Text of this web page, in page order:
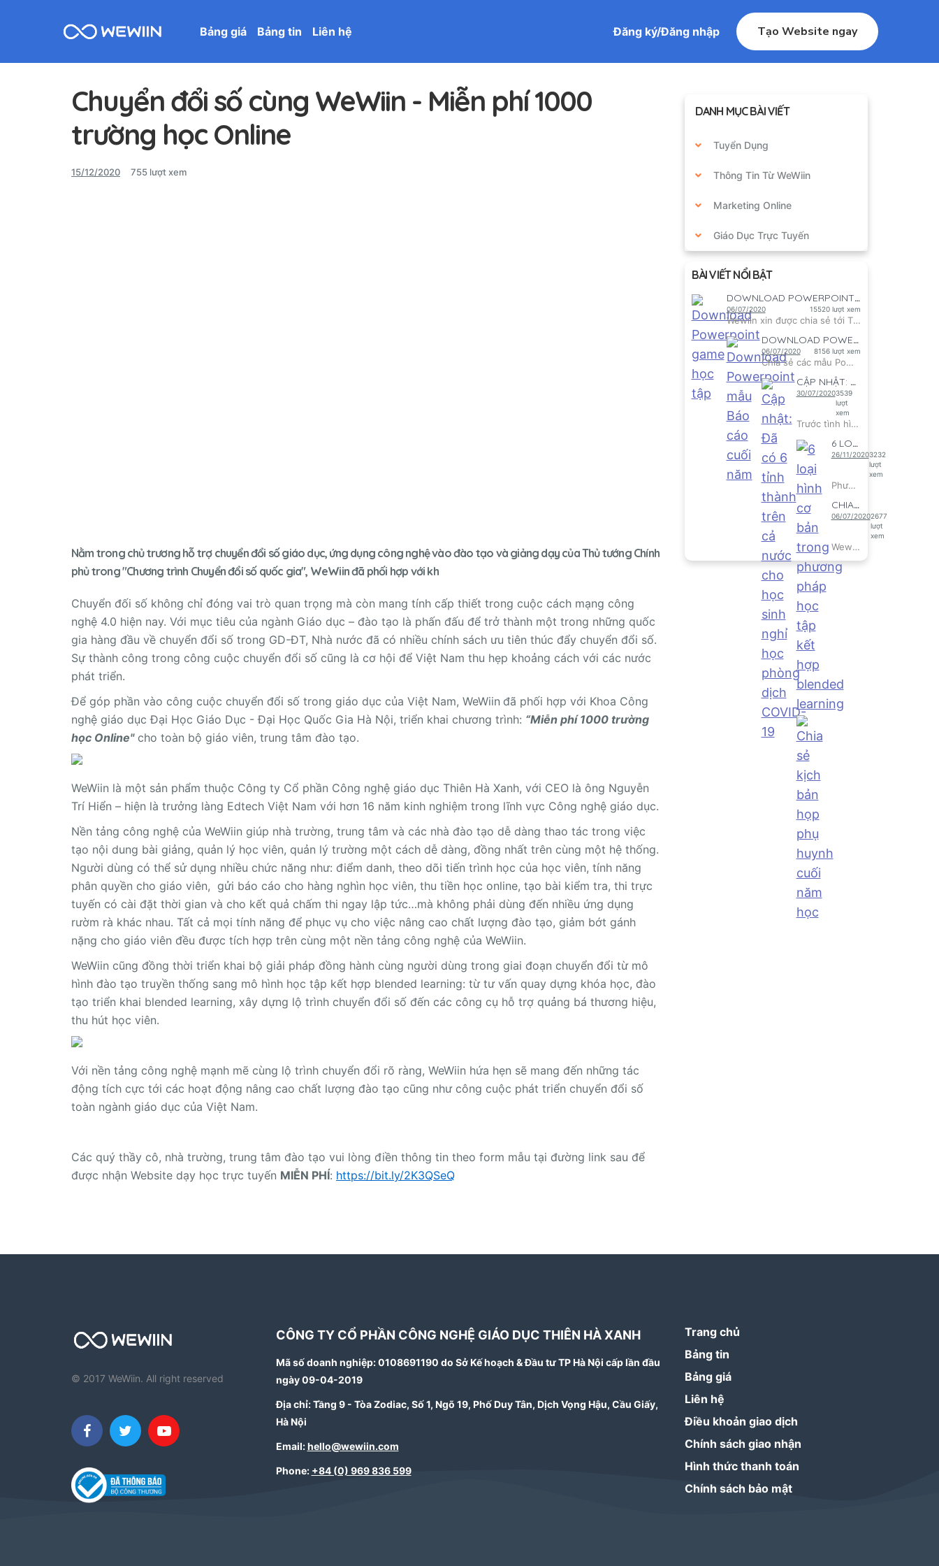
Bảng giá Bảng tin Liên hệ Đăng ký/Đăng nhập Tạo Website ngay
Chuyển đổi số cùng WeWiin - Miễn phí 1000
trường học Online
15/12/2020 755 lượt xem
Nằm trong chủ trương hỗ trợ chuyển đổi số giáo dục, ứng dụng công nghệ vào đào tạo và giảng dạy của Thủ tướng Chính
phủ trong "Chương trình Chuyển đổi số quốc gia", WeWiin đã phối hợp với kh
Chuyển đối số không chỉ đóng vai trò quan trọng mà còn mang tính cấp thiết trong cuộc cách mạng công
nghệ 4.0 hiện nay. Với mục tiêu của ngành Giáo dục – đào tạo là phấn đấu để trở thành một trong những quốc
gia hàng đầu về chuyển đổi số trong GD-ĐT, Nhà nước đã có nhiều chính sách ưu tiên thúc đẩy chuyển đổi số.
Sự thành công trong công cuộc chuyển đổi số cũng là cơ hội để Việt Nam thu hẹp khoảng cách với các nước
phát triển.
Để góp phần vào công cuộc chuyển đổi số trong giáo dục của Việt Nam, WeWiin đã phối hợp với Khoa Công
nghệ giáo dục Đại Học Giáo Dục - Đại Học Quốc Gia Hà Nội, triển khai chương trình: “Miễn phí 1000 trường
học Online"cho toàn bộ giáo viên, trung tâm đào tạo.
WeWiin là một sản phẩm thuộc Công ty Cổ phần Công nghệ giáo dục Thiên Hà Xanh, với CEO là ông Nguyễn
Trí Hiển – hiện là trưởng làng Edtech Việt Nam với hơn 16 năm kinh nghiệm trong lĩnh vực Công nghệ giáo dục.
Nền tảng công nghệ của WeWiin giúp nhà trường, trung tâm và các nhà đào tạo dễ dàng thao tác trong việc
tạo nội dung bài giảng, quản lý học viên, quản lý trường một cách dễ dàng, đồng nhất trên cùng một hệ thống.
Người dùng có thể sử dụng nhiều chức năng như: điểm danh, theo dõi tiến trình học của học viên, tính năng
phân quyền cho giáo viên, gửi báo cáo cho hàng nghìn học viên, thu tiền học online, tạo bài kiểm tra, thi trực
tuyến có cài đặt thời gian và cho kết quả chấm thi ngay lập tức…mà không phải dùng đến nhiều ứng dụng
rườm rà khác nhau. Tất cả mọi tính năng để phục vụ cho việc nâng cao chất lượng đào tạo, giảm bớt gánh
nặng cho giáo viên đều được tích hợp trên cùng một nền tảng công nghệ của WeWiin.
WeWiin cũng đồng thời triển khai bộ giải pháp đồng hành cùng người dùng trong giai đoạn chuyển đổi từ mô
hình đào tạo truyền thống sang mô hình học tập kết hợp blended learning: từ tư vấn quay dựng khóa học, đào
tạo triển khai blended learning, xây dựng lộ trình chuyển đổi số đến các công cụ hỗ trợ quảng bá thương hiệu,
thu hút học viên.
Với nền tảng công nghệ mạnh mẽ cùng lộ trình chuyển đổi rõ ràng, WeWiin hứa hẹn sẽ mang đến những tác
động tích cực tới các hoạt động nâng cao chất lượng đào tạo cũng như công cuộc phát triển chuyển đổi số
toàn ngành giáo dục của Việt Nam.
Các quý thầy cô, nhà trường, trung tâm đào tạo vui lòng điền thông tin theo form mẫu tại đường link sau để
được nhận Website dạy học trực tuyến MIỄN PHÍ: https://bit.ly/2K3QSeQ
DANH MỤC BÀI VIẾT
Tuyển Dụng
Thông Tin Từ WeWiin
Marketing Online
Giáo Dục Trực Tuyến
BÀI VIẾT NỔI BẬT
DOWNLOAD POWERPOINT GAME HỌC TẬP
06/07/2020 15520 lượt xem
Wewiin xin được chia sẻ tới Thầy cô những mẫu Powerpoint Gam...
DOWNLOAD POWERPOINT MẪU BÁO CÁO CUỐI NĂM
06/07/2020 8156 lượt xem
Chia sẻ các mẫu Powerpoint Báo cáo cuối năm
CẬP NHẬT: ĐÃ CÓ 6 TỈNH THÀNH TRÊN CẢ NƯỚ...
30/07/20203539
lượt
xem
Trước tình hình diễn biến phức tạp do dịch COVID 19, xuất hi...
6 LOẠI HÌNH CƠ BẢN TRONG PHƯƠNG PHÁP HỌC...
26/11/20203232
lượt
xem
Phương pháp học tập kết hợp blended learning bao gồm 6 loại...
CHIA SẺ KỊCH BẢN HỌP PHỤ HUYNH CUỐI NĂM...
06/07/20202677
lượt
xem
Wewiin xin được chia sẻ tới quý Thầy cô kịch bản họp phụ huy...
© 2017 WeWiin. All right reserved
CÔNG TY CỔ PHẦN CÔNG NGHỆ GIÁO DỤC THIÊN HÀ XANH
Mã số doanh nghiệp: 0108691190 do Sở Kế hoạch & Đầu tư TP Hà Nội cấp lần đầu
ngày 09-04-2019
Địa chỉ: Tầng 9 - Tòa Zodiac, Số 1, Ngõ 19, Phố Duy Tân, Dịch Vọng Hậu, Cầu Giấy,
Hà Nội
Email:hello@wewiin.com
Phone: +84 (0) 969 836 599
Trang chủ
Bảng tin
Bảng giá
Liên hệ
Điều khoản giao dịch
Chính sách giao nhận
Hình thức thanh toán
Chính sách bảo mật